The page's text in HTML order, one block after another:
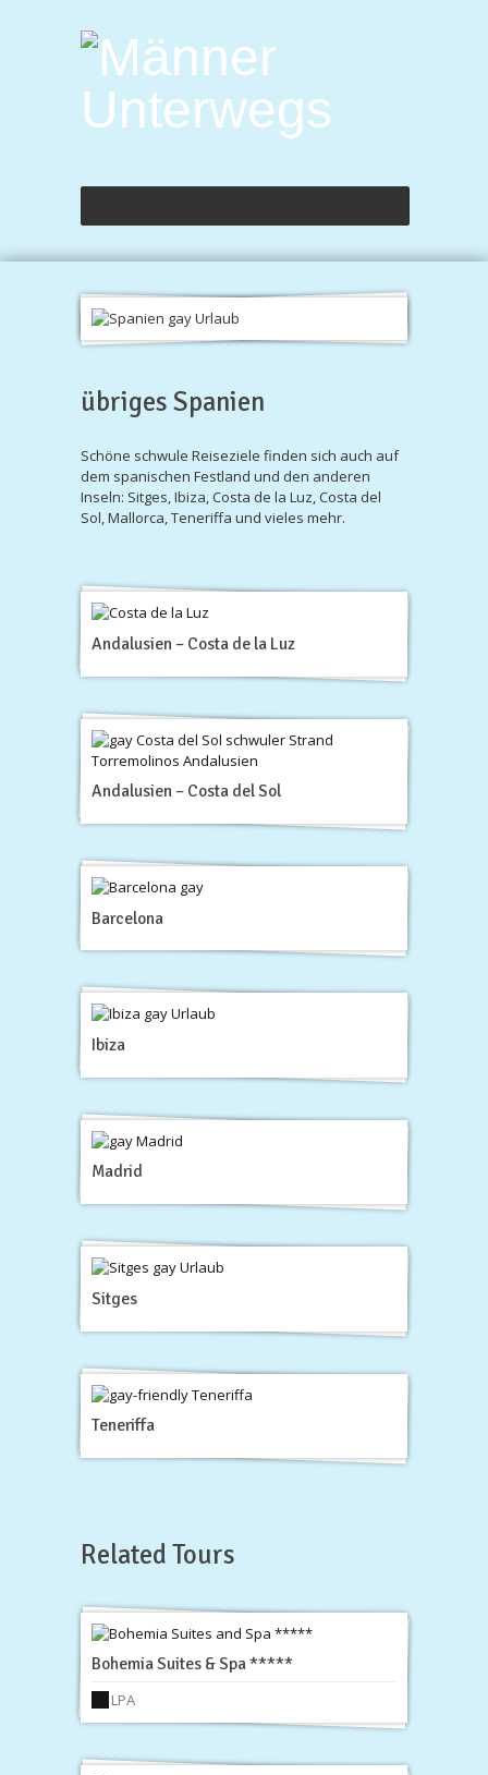
übriges Spanien
Schöne schwule Reiseziele finden sich auch auf
dem spanischen Festland und den anderen
Inseln: Sitges, Ibiza, Costa de la Luz, Costa del
Sol, Mallorca, Teneriffa und vieles mehr.
Andalusien – Costa de la Luz
Andalusien – Costa del Sol
Barcelona
Ibiza
Madrid
Sitges
Teneriffa
Related Tours
Bohemia Suites & Spa *****
LPA